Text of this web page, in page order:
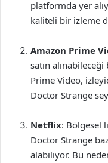
platformda yer
kaliteli bir izleme
Amazon Prime
satın
Prime Video,
Doctor Strange
Netflix: Bölgesel
Doctor Strange
alabiliyor. Bu